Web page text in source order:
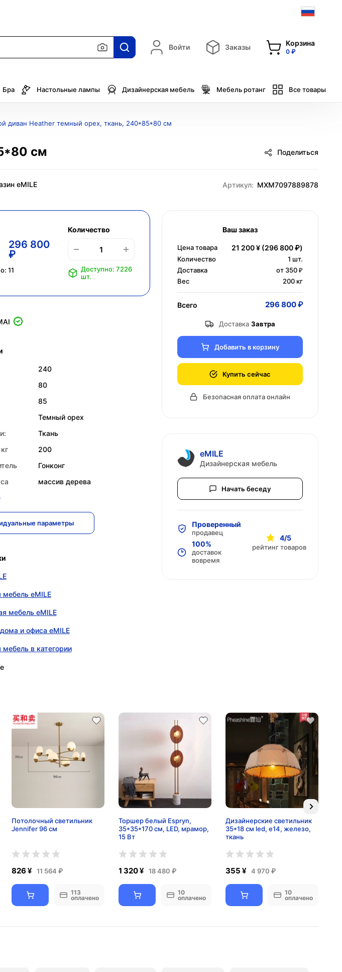
Войти Заказы Корзина
0 ₽
Бра Настольные лампы Дизайнерская мебель Мебель ротанг Все товары
диван Heather темный орех, ткань, 240*85*80 см
см Поделиться
eMILE Артикул: MXM7097889878
296 800
₽
11
Количество
Доступно: 7226
шт.
240
80
85
Темный орех
Ткань
200
Гонконг
массив дерева
параметры
мебель eMILE
мебель eMILE
и офиса eMILE
мебель в категории
мебель в категории
и офиса в категории
Ваш заказ
Цена товара 21 200 ¥ (296 800 ₽)
Количество 1 шт.
Доставка
от 350 ₽
Вес
200 кг
Всего 296 800 ₽
Доставка Завтра
Добавить в корзину
Купить сейчас
Безопасная оплата онлайн
eMILE
Дизайнерская мебель
Начать беседу
Проверенный
продавец
100%
доставок
вовремя
4/5
рейтинг товаров
Потолочный светильник
Jennifer 96 см
826 ¥ 11 564 ₽
113
оплачено
Торшер белый Espryn,
35*35*170 см, LED, мрамор,
15 Вт
1 320 ¥ 18 480 ₽
10
оплачено
Дизайнерские светильник
35*18 см led, e14, железо,
ткань
355 ¥ 4 970 ₽
10
оплачено